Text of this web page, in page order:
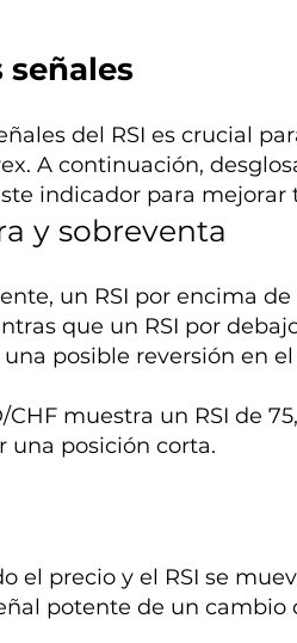
del RSI es crucial
A continuación,
indicador para mejorar
y sobreventa
un RSI por encima
que un RSI por
posible reversión en
CHF muestra un RSI de
una posición corta.
el precio y el RSI se
potente de un cambio